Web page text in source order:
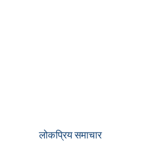
लोकप्रिय समाचार